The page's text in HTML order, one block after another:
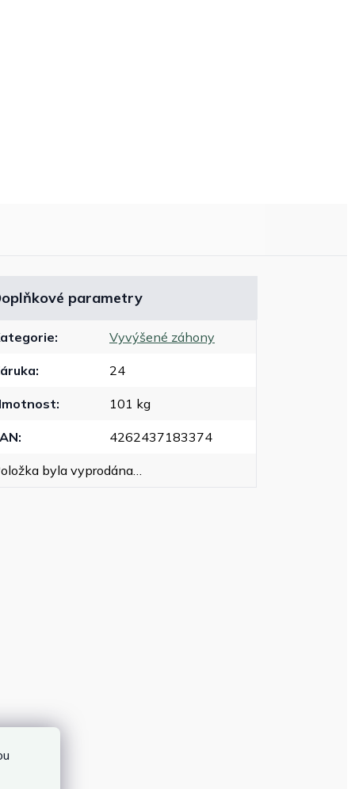
parametry
: Vyvýšené záhony
: 24
: 101 kg
: 4262437183374
byla vyprodána…